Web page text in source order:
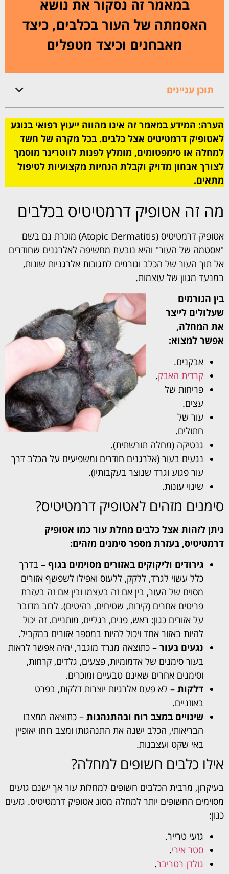
במאמר זה נסקור את נושא
האסמתה של העור בכלבים, כיצד
מאבחנים וכיצד מטפלים
תוכן עניינים
הערה: המידע במאמר זה אינו מהווה ייעוץ רפואי בנוגע
לאטופיק דרמטיטיס אצל כלבים. בכל מקרה של חשד
למחלה או סימפטומים, מומלץ לפנות לווטרינר מוסמך
לצורך אבחון מדויק וקבלת הנחיות מקצועיות לטיפול
מתאים.
מה זה אטופיק דרמטיטיס בכלבים
אטופיק דרמטיטיס (Atopic Dermatitis) מוכרת גם בשם
"אסטמה של העור" והיא נובעת מחשיפה לאלרגנים שחודרים
אל תוך העור של הכלב וגורמים לתגובות אלרגניות שונות,
במנעד מגוון של עוצמות.
בין הגורמים
שעלולים לייצר
את המחלה,
אפשר למצוא:
אבקנים.
קרדית האבק.
פריחות של
עצים.
עור של
חתולים.
גנטיקה (מחלה תורשתית).
נגעים בעור (אלרגנים חודרים ומשפיעים על הכלב דרך
עור פגוע וגרד שנוצר בעקבותיו).
שינוי עונות.
סימנים מזהים לאטופיק דרמטיטיס?
ניתן לזהות אצל כלבים מחלת עור כמו אטופיק
דרמטיטיס, בעזרת מספר סימנים מזהים:
גירודים וליקוקים באזורים מסוימים בגוף – בדרך
כלל עשוי לגרד, ללקק, ללעוס ואפילו לשפשף אזורים
מסוים של העור, בין אם זה בעצמו ובין אם זה בעזרת
פריטים אחרים (קירות, שטיחים, רהיטים). לרוב מדובר
על אזורים כגון: ראש, פנים, רגליים, מותניים. זה יכול
להיות באזור אחד ויכול להיות במספר אזורים במקביל.
נגעים בעור – כתוצאה מגרד מוגבר, יהיה אפשר לראות
בעור סימנים של אדמומיות, פצעים, גלדים, קרחות,
וסימנים אחרים שאינם טבעיים ומוכרים.
דלקות – לא פעם אלרגיות יוצרות דלקות, בפרט
באוזניים.
שינויים במצב רוח ובהתנהגות – כתוצאה ממצבו
הבריאותי, הכלב ישנה את התנהגותו ומצב רוחו יאופיין
באי שקט ועצבנות.
אילו כלבים חשופים למחלה?
בעיקרון, מרבית הכלבים חשופים למחלות עור אך ישנם גזעים
מסוימים החשופים יותר למחלה מסוג אטופיק דרמטיטיס. גזעים
כגון:
גזעי טרייר.
סטר אירי.
גולדן רטריבר.